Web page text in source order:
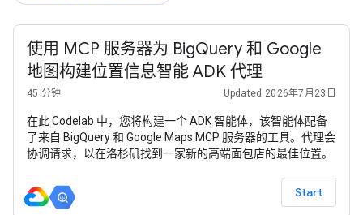
使用 MCP 服务器为 BigQuery 和 Google
地图构建位置信息智能 ADK 代理
45 分钟 Updated 2026年7月23日
在此 Codelab 中，您将构建一个 ADK 智能体，该智能体配备
了来自 BigQuery 和 Google Maps MCP 服务器的工具。代理会
协调请求，以在洛杉矶找到一家新的高端面包店的最佳位置。
Start